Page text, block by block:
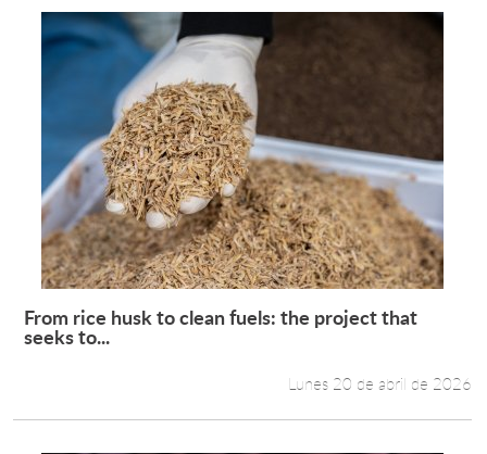
Leer más +
From rice husk to clean fuels: the project that
seeks to...
Lunes 20 de abril de 2026